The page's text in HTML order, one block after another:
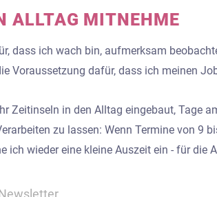
ALLTAG MITNEHME
dass ich wach bin, aufmerksam
Voraussetzung dafür, dass ich meinen
Zeitinseln in den Alltag eingebaut, Tage
zu lassen: Wenn Termine von 9
ich wieder eine kleine Auszeit ein - für die